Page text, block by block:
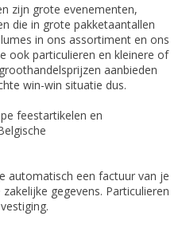
zijn grote evenementen,
die in grote pakketaantallen
in ons assortiment en ons
ook particulieren en kleinere of
aanbieden
win-win situatie dus.
feestartikelen en
automatisch een factuur van je
gegevens. Particulieren